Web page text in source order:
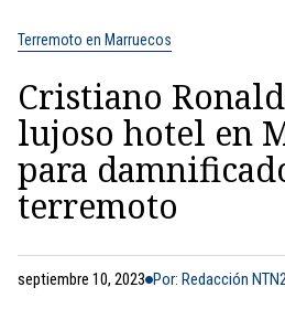
Terremoto en Marruecos
Cristiano
lujoso hotel en
para
terremoto
septiembre 10, 2023 Por: Redacción